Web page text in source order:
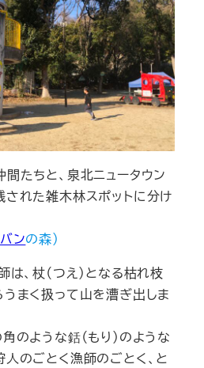
たちと、泉北ニュータウン
された雑木林スポットに分け
ンの森）
、杖（つえ）となる枯れ枝
まく扱って山を漕ぎ出しま
のような銛（もり）のような
のごとく漁師のごとく、と